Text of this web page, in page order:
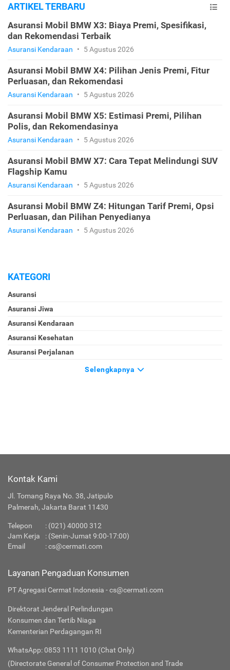
ARTIKEL TERBARU
Asuransi Mobil BMW X3: Biaya Premi, Spesifikasi,
dan Rekomendasi Terbaik
Asuransi Kendaraan • 5 Agustus 2026
Asuransi Mobil BMW X4: Pilihan Jenis Premi, Fitur
Perluasan, dan Rekomendasi
Asuransi Kendaraan • 5 Agustus 2026
Asuransi Mobil BMW X5: Estimasi Premi, Pilihan
Polis, dan Rekomendasinya
Asuransi Kendaraan • 5 Agustus 2026
Asuransi Mobil BMW X7: Cara Tepat Melindungi SUV
Flagship Kamu
Asuransi Kendaraan • 5 Agustus 2026
Asuransi Mobil BMW Z4: Hitungan Tarif Premi, Opsi
Perluasan, dan Pilihan Penyedianya
Asuransi Kendaraan • 5 Agustus 2026
KATEGORI
Asuransi
Asuransi Jiwa
Asuransi Kendaraan
Asuransi Kesehatan
Asuransi Perjalanan
Selengkapnya
Kontak Kami
Jl. Tomang Raya No. 38, Jatipulo
Palmerah, Jakarta Barat 11430
Telepon : (021) 40000 312
Jam Kerja
: (Senin-Jumat 9:00-17:00)
Email
:cs@cermati.com
Layanan Pengaduan Konsumen
PT Agregasi Cermat Indonesia - cs@cermati.com
Direktorat Jenderal Perlindungan
Konsumen dan Tertib Niaga
Kementerian Perdagangan RI
WhatsApp: 0853 1111 1010 (Chat Only)
(Directorate General of Consumer Protection and Trade